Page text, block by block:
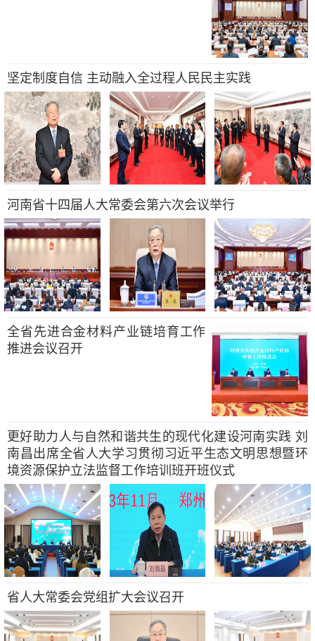
坚定制度自信 主动融入全过程人民民主实践
河南省十四届人大常委会第六次会议举行
全省先进合金材料产业链培育工作
推进会议召开
更好助力人与自然和谐共生的现代化建设河南实践 刘
南昌出席全省人大学习贯彻习近平生态文明思想暨环
境资源保护立法监督工作培训班开班仪式
省人大常委会党组扩大会议召开